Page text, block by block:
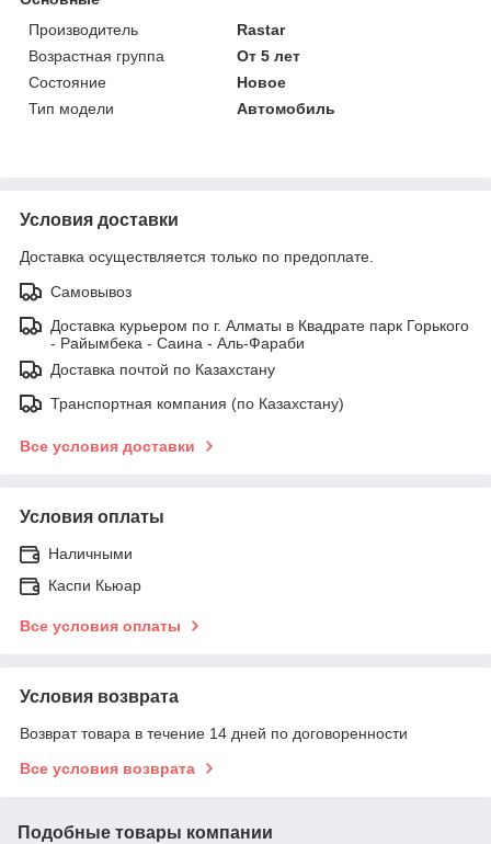
Производитель
Rastar
Возрастная группа
От 5 лет
Состояние
Новое
Тип модели
Автомобиль
Условия доставки
Доставка осуществляется только по предоплате.
Самовывоз
Доставка курьером по г. Алматы в Квадрате парк Горького
- Райымбека - Саина - Аль-Фараби
Доставка почтой по Казахстану
Транспортная компания (по Казахстану)
Все условия доставки
Условия оплаты
Наличными
Каспи Кьюар
Все условия оплаты
Условия возврата
Возврат товара в течение 14 дней по договоренности
Все условия возврата
Подобные товары компании